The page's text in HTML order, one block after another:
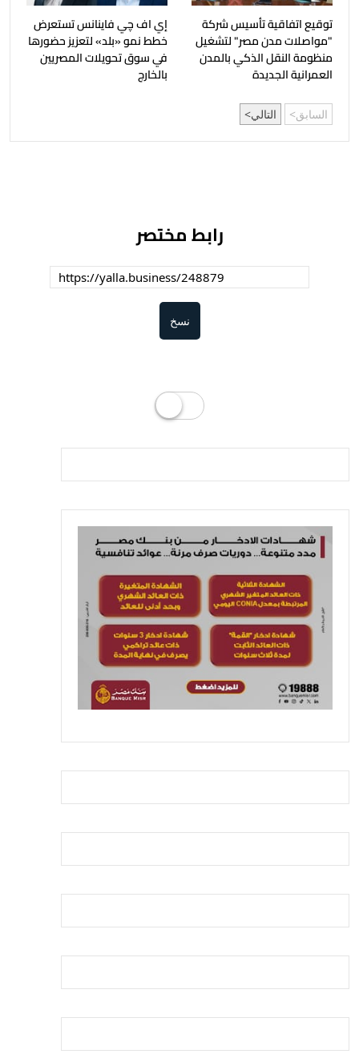
توقيع اتفاقية تأسيس شركة
"مواصلات مدن مصر" لتشغيل
منظومة النقل الذكي بالمدن
العمرانية الجديدة
إي اف چي فاينانس تستعرض
خطط نمو «بلد» لتعزيز حضورها
في سوق تحويلات المصريين
بالخارج
السابق التالي
رابط مختصر
نسخ